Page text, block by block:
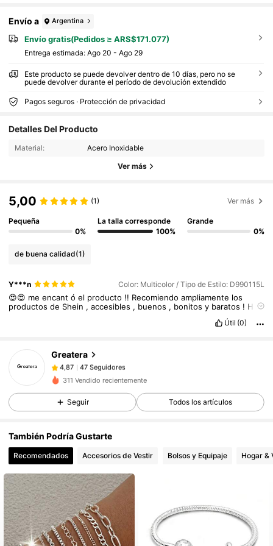
Envío a Argentina
Envío gratis(Pedidos ≥ ARS$171.077)
Entrega estimada: Ago 20 - Ago 29
Este producto se puede devolver dentro de 10 días, pero no se
puede devolver durante el período de devolución extendido
Pagos seguros · Protección de privacidad
Detalles Del Producto
Material: Acero Inoxidable
Ver más
5,00 (1) Ver más
Pequeña
0%
La talla corresponde
100%
Grande
0%
de buena calidad(1)
Y***n Color: Multicolor / Tipo de Estilo: D990115L
😍😍 meencantóel producto !! Recomiendoampliamente los
productosde Shein ,accesibles , buenos , bonitosy baratos ! Hay
bye!❤️Útil (0)
Greatera
4,87 47 Seguidores
4,87 47 Seguidores
4,87 47 Seguidores
4,87 47 Seguidores
4,87
4,87 47 Seguidores
311 Vendido recientemente
Seguir Todos los artículos
También Podría Gustarte
Recomendados Accesorios de Vestir Bolsos y Equipaje Hogar &